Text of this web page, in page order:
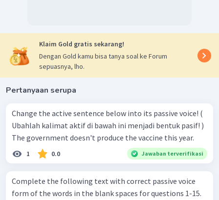
Klaim Gold gratis sekarang!
Dengan Gold kamu bisa tanya soal ke Forum
sepuasnya, lho.
Pertanyaan serupa
Change the active sentence below into its passive voice! (
Ubahlah kalimat aktif di bawah ini menjadi bentuk pasif! )
The government doesn't produce the vaccine this year.
1 0.0 Jawaban terverifikasi
Complete the following text with correct passive voice
form of the words in the blank spaces for questions 1-15.